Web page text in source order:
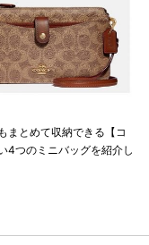
まとめて収納できる【コ
4つのミニバッグを紹介し